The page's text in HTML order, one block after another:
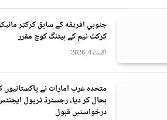
جنوبي افريقه کے سابق کرکټر
کرکٹ ٹیم کے بیٹنگ کوچ مقرر
اگست 4, 2026
متحدہ عرب امارات نے پاکستانیوں
بحال کر دیا، رجسٹرڈ ٹریول
درخواستیں قبول